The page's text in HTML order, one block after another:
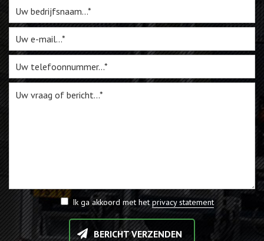
Ik ga akkoord met hetprivacy statement
BERICHT VERZENDEN